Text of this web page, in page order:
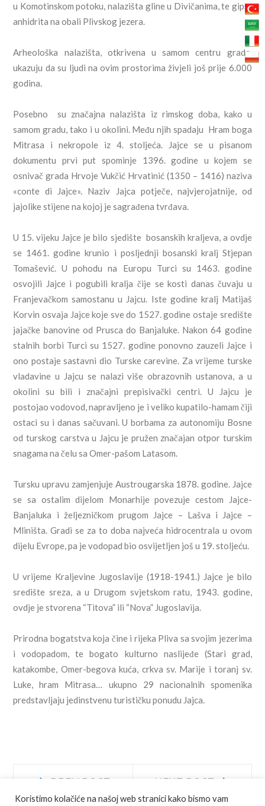
u Komotinskom potoku, nalazišta gline u Divičanima, te gips-
anhidrita na obali Plivskog jezera.
Arheološka nalazišta, otkrivena u samom centru grada,
ukazuju da su ljudi na ovim prostorima živjeli još prije 6.000
godina.
Posebno su značajna nalazišta iz rimskog doba, kako u
samom gradu, tako i u okolini. Među njih spadaju Hram boga
Mitrasa i nekropole iz 4. stoljeća. Jajce se u pisanom
dokumentu prvi put spominje 1396. godine u kojem se
osnivač grada Hrvoje Vukčić Hrvatinić (1350 – 1416) naziva
«conte di Jajce». Naziv Jajca potječe, najvjerojatnije, od
jajolike stijene na kojoj je sagrađena tvrđava.
U 15. vijeku Jajce je bilo sjedište bosanskih kraljeva, a ovdje
se 1461. godine krunio i posljednji bosanski kralj Stjepan
Tomašević. U pohodu na Europu Turci su 1463. godine
osvojili Jajce i pogubili kralja čije se kosti danas čuvaju u
Franjevačkom samostanu u Jajcu. Iste godine kralj Matijaš
Korvin osvaja Jajce koje sve do 1527. godine ostaje središte
jajačke banovine od Prusca do Banjaluke. Nakon 64 godine
stalnih borbi Turci su 1527. godine ponovno zauzeli Jajce i
ono postaje sastavni dio Turske carevine. Za vrijeme turske
vladavine u Jajcu se nalazi više obrazovnih ustanova, a u
okolini su bili i značajni prepisivački centri. U Jajcu je
postojao vodovod, napravljeno je i veliko kupatilo-hamam čiji
ostaci su i danas sačuvani. U borbama za autonomiju Bosne
od turskog carstva u Jajcu je pružen značajan otpor turskim
snagama na čelu sa Omer-pašom Latasom.
Tursku upravu zamjenjuje Austrougarska 1878. godine. Jajce
se sa ostalim dijelom Monarhije povezuje cestom Jajce-
Banjaluka i željezničkom prugom Jajce – Lašva i Jajce –
Mliništa. Gradi se za to doba najveća hidrocentrala u ovom
dijelu Evrope, pa je vodopad bio osvijetljen još u 19. stoljeću.
U vrijeme Kraljevine Jugoslavije (1918-1941.) Jajce je bilo
središte sreza, a u Drugom svjetskom ratu, 1943. godine,
ovdje je stvorena “Titova” ili “Nova” Jugoslavija.
Prirodna bogatstva koja čine i rijeka Pliva sa svojim jezerima
i vodopadom, te bogato kulturno naslijeđe (Stari grad,
katakombe, Omer-begova kuća, crkva sv. Marije i toranj sv.
Luke, hram Mitrasa… ukupno 29 nacionalnih spomenika
predstavljaju jedinstvenu turističku ponudu Jajca.
Navigacija
PREV POST NEXT POST
Koristimo kolačiće na našoj web stranici kako bismo vam